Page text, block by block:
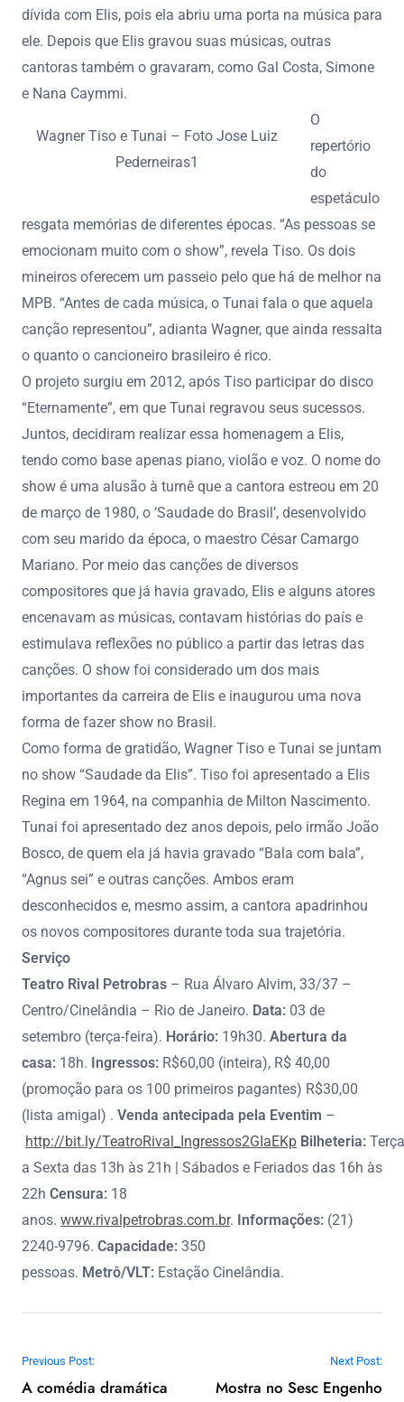
dívida com Elis, pois ela abriu uma porta na música para
ele. Depois que Elis gravou suas músicas, outras
cantoras também o gravaram, como Gal Costa, Simone
e Nana Caymmi.
Wagner Tiso e Tunai – Foto Jose Luiz
Pederneiras1
O
repertório
do
espetáculo
resgata memórias de diferentes épocas. “As pessoas se
emocionam muito com o show”, revela Tiso. Os dois
mineiros oferecem um passeio pelo que há de melhor na
MPB. “Antes de cada música, o Tunai fala o que aquela
canção representou”, adianta Wagner, que ainda ressalta
o quanto o cancioneiro brasileiro é rico.
O projeto surgiu em 2012, após Tiso participar do disco
“Eternamente”, em que Tunai regravou seus sucessos.
Juntos, decidiram realizar essa homenagem a Elis,
tendo como base apenas piano, violão e voz. O nome do
show é uma alusão à turnê que a cantora estreou em 20
de março de 1980, o ‘Saudade do Brasil’, desenvolvido
com seu marido da época, o maestro César Camargo
Mariano. Por meio das canções de diversos
compositores que já havia gravado, Elis e alguns atores
encenavam as músicas, contavam histórias do país e
estimulava reflexões no público a partir das letras das
canções. O show foi considerado um dos mais
importantes da carreira de Elis e inaugurou uma nova
forma de fazer show no Brasil.
Como forma de gratidão, Wagner Tiso e Tunai se juntam
no show “Saudade da Elis”. Tiso foi apresentado a Elis
Regina em 1964, na companhia de Milton Nascimento.
Tunai foi apresentado dez anos depois, pelo irmão João
Bosco, de quem ela já havia gravado “Bala com bala”,
“Agnus sei” e outras canções. Ambos eram
desconhecidos e, mesmo assim, a cantora apadrinhou
os novos compositores durante toda sua trajetória.
Serviço
Teatro Rival Petrobras – Rua Álvaro Alvim, 33/37 –
Centro/Cinelândia – Rio de Janeiro. Data: 03 de
setembro (terça-feira). Horário: 19h30. Abertura da
casa: 18h. Ingressos: R$60,00 (inteira), R$ 40,00
(promoção para os 100 primeiros pagantes) R$30,00
(lista amigal) . Venda antecipada pela Eventim –
http://bit.ly/TeatroRival_Ingressos2GIaEKp Bilheteria: Terça
a Sexta das 13h às 21h | Sábados e Feriados das 16h às
22h Censura: 18
anos. www.rivalpetrobras.com.br. Informações: (21)
2240-9796. Capacidade: 350
pessoas. Metrô/VLT: Estação Cinelândia.
Navegação de Post
Previous Post:
A comédia dramática
Next Post:
Mostra no Sesc Engenho